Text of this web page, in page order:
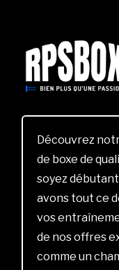
Découvrez
de boxe de
soyez
avons tout ce
vos
de nos offres
comme un